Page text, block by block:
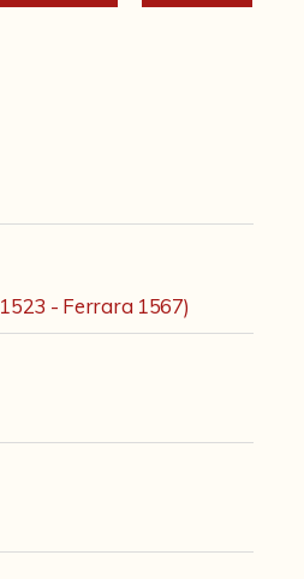
- Ferrara 1567)